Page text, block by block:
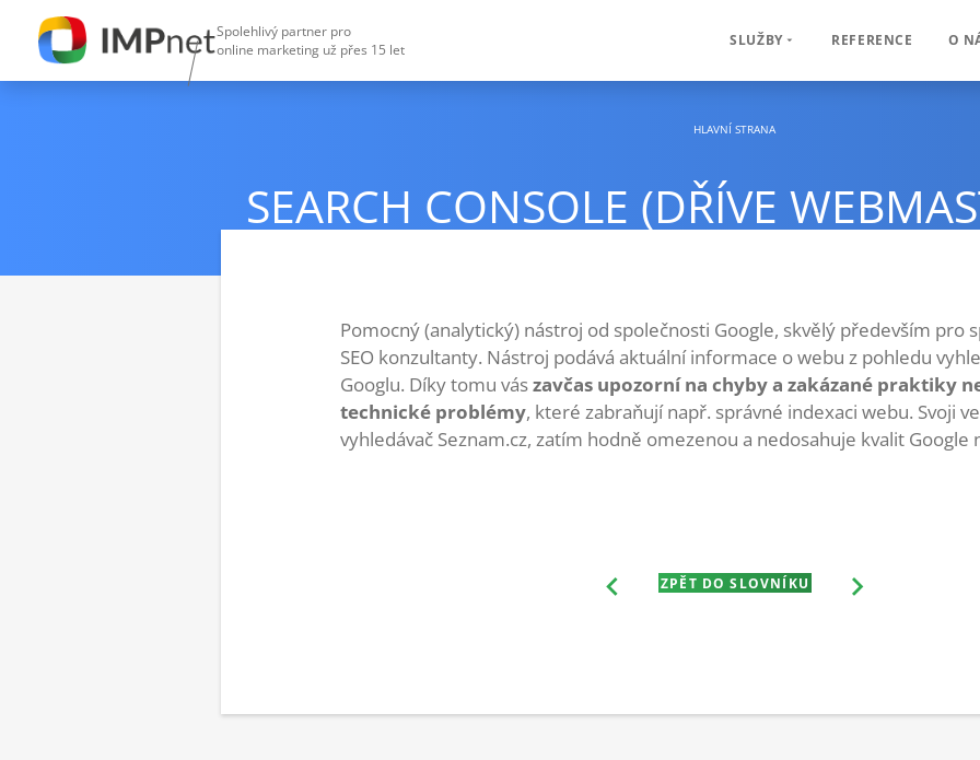
Spolehlivý partner pro
online marketing už přes 15 let
SLUŽBY REFERENCE O
HLAVNÍ STRANA
SEARCH CONSOLE (DŘÍVE
Pomocný (analytický) nástroj od společnosti Google, skvělý především pro
SEO konzultanty. Nástroj podává aktuální informace o webu z pohledu
Googlu. Díky tomu vászavčas upozorní na chyby a zakázané praktiky
technické problémy, které zabraňují např. správné indexaci webu. Svoji
vyhledávač Seznam.cz, zatím hodně omezenou a nedosahuje kvalit Google
ZPĚT DO SLOVNÍKU